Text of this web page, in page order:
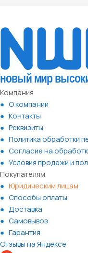
Компания
О компании
Контакты
Реквизиты
Политика обработки
Согласие на
Условия продажи и
Покупателям
Юридическим лицам
Способы оплаты
Доставка
Самовывоз
Гарантия
Отзывы на Яндексе